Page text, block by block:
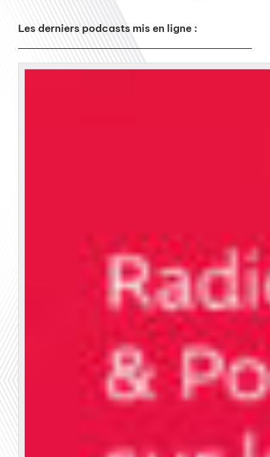
Les derniers podcasts mis en ligne :